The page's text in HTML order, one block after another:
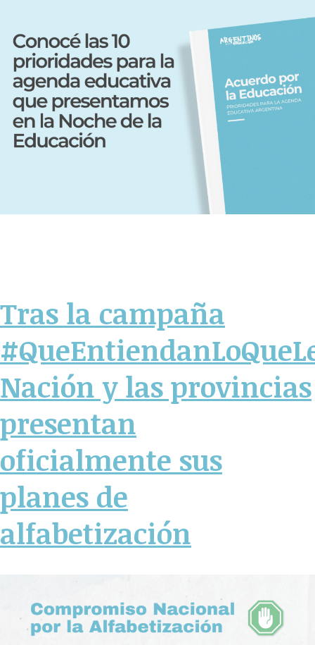
Tras la campaña
Nación y las provincias
presentan
oficialmente sus
planes de
alfabetización